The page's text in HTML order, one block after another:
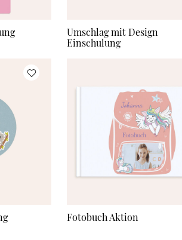
Umschlag mit Design
Einschulung
Fotobuch Aktion